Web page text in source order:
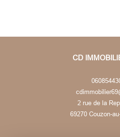
CD
2 rue de la
69270
couzon-